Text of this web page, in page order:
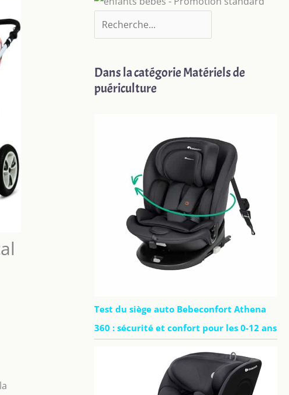
Dans la catégorie Matériels de
puériculture
Test du siège auto Bebeconfort Athena
360 : sécurité et confort pour les 0-12 ans